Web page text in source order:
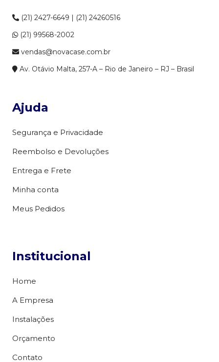
(21) 2427-6649 | (21) 24260516
(21) 99568-2002
vendas@novacase.com.br
Av. Otávio Malta, 257-A – Rio de Janeiro – RJ – Brasil
Ajuda
Segurança e Privacidade
Reembolso e Devoluções
Entrega e Frete
Minha conta
Meus Pedidos
Institucional
Home
A Empresa
Instalações
Orçamento
Contato